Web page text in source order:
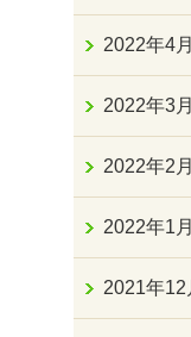
2022年4月
2022年3月
2022年2月
2022年1月
2021年12